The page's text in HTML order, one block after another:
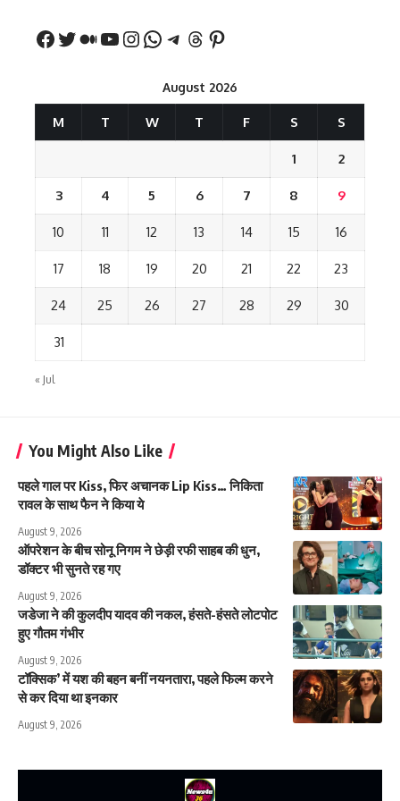
August 2026
M T W T F S S
1 2
3 4 5 6 7 8 9
10 11 12 13 14 15 16
17 18 19 20 21 22 23
24 25 26 27 28 29 30
31
« Jul
You Might Also Like
पहले गाल पर Kiss, फिर अचानक Lip Kiss… निकिता
रावल के साथ फैन ने किया ये
August 9, 2026
ऑपरेशन के बीच सोनू निगम ने छेड़ी रफी साहब की धुन,
डॉक्टर भी सुनते रह गए
August 9, 2026
जडेजा ने की कुलदीप यादव की नकल, हंसते-हंसते लोटपोट
हुए गौतम गंभीर
August 9, 2026
टॉक्सिक’ में यश की बहन बनीं नयनतारा, पहले फिल्म करने
से कर दिया था इनकार
August 9, 2026